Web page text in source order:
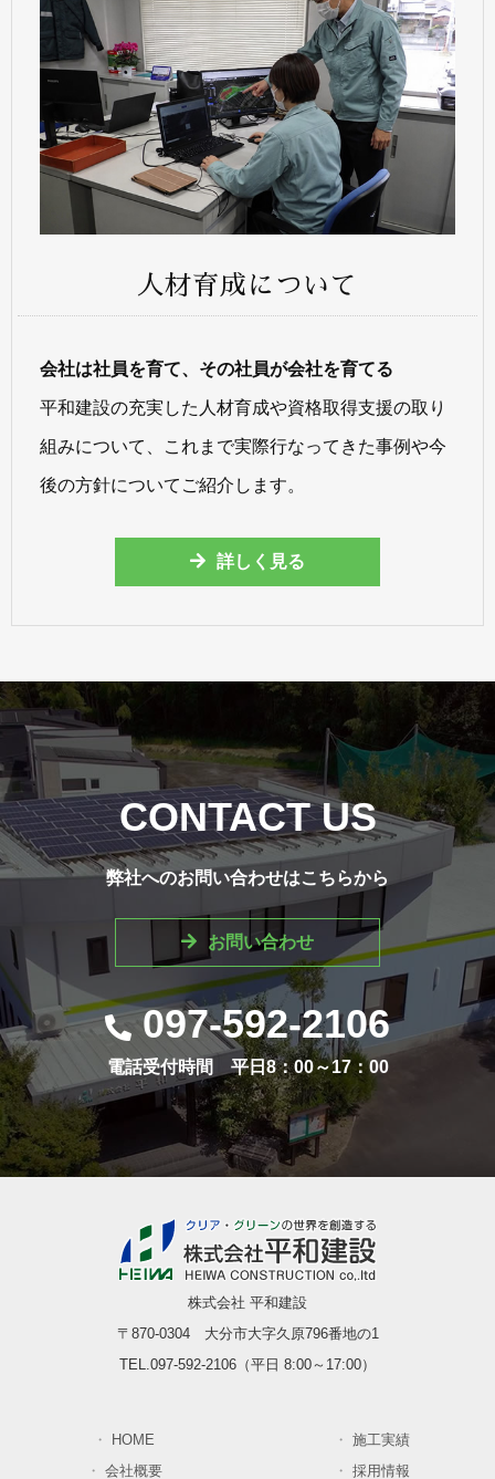
人材育成について
会社は社員を育て、その社員が会社を育てる
平和建設の充実した人材育成や資格取得支援の取り
組みについて、これまで実際行なってきた事例や今
後の方針についてご紹介します。
詳しく見る
CONTACT US
弊社へのお問い合わせはこちらから
お問い合わせ
097-592-2106
電話受付時間 平日8：00～17：00
株式会社 平和建設
〒870-0304 大分市大字久原796番地の1
TEL.097-592-2106（平日 8:00～17:00）
HOME
会社概要
施工実績
採用情報